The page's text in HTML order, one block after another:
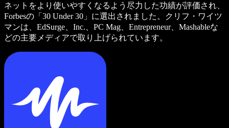
ネットをより使いやすくなるよう尽力した功績が評価され、
Forbesの「30 Under 30」に選出されました。クリフ・ワイツ
マンは、EdSurge、Inc.、PC Mag、Entrepreneur、Mashableな
どの主要メディアで取り上げられています。